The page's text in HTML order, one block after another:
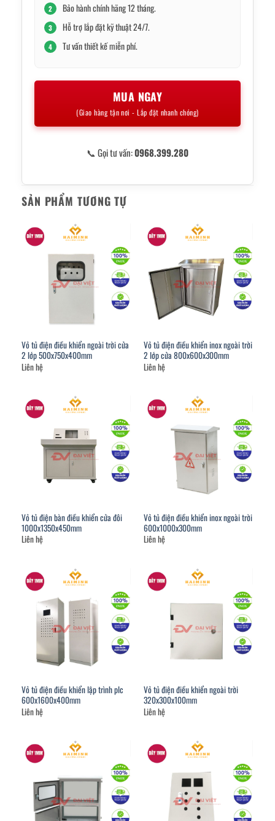
2 Bảo hành chính hãng 12 tháng.
3 Hỗ trợ lắp đặt kỹ thuật 24/7.
4 Tư vấn thiết kế miễn phí.
MUA NGAY
(Giao hàng tận nơi - Lắp đặt nhanh chóng)
📞 Gọi tư vấn:0968.399.280
SẢN PHẨM TƯƠNG TỰ
Vỏ tủ điện điều khiển ngoài trời cửa
2 lớp 500x750x400mm
Liên hệ
Vỏ tủ điện điều khiển inox ngoài trời
2 lớp cửa 800x600x300mm
Liên hệ
Vỏ tủ điện bàn điều khiển cửa đôi
1000x1350x450mm
Liên hệ
Vỏ tủ điện điều khiển inox ngoài trời
600x1000x300mm
Liên hệ
Vỏ tủ điện điều khiển lập trình plc
600x1600x400mm
Liên hệ
Vỏ tủ điện điều khiển ngoài trời
320x300x100mm
Liên hệ